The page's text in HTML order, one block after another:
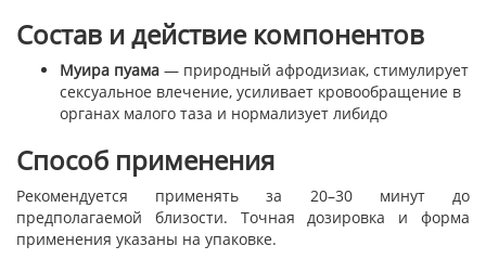
Состав и действие компонентов
Муира пуама — природный афродизиак, стимулирует
сексуальное влечение, усиливает кровообращение в
органах малого таза и нормализует либидо
Способ применения
Рекомендуется применять за 20–30 минут до
предполагаемой близости. Точная дозировка и форма
применения указаны на упаковке.